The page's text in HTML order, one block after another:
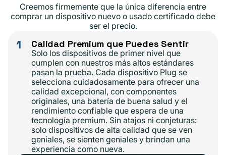
Creemos firmemente que la única diferencia entre
comprar un dispositivo nuevo o usado certificado debe
ser el precio.
1 Calidad Premium que Puedes Sentir
Solo los dispositivos de primer nivel que
cumplen con nuestros más altos estándares
pasan la prueba. Cada dispositivo Plug se
selecciona cuidadosamente para ofrecer una
calidad excepcional, con componentes
originales, una batería de buena salud y el
rendimiento confiable que espera de una
tecnología premium. Sin atajos ni conjeturas:
solo dispositivos de alta calidad que se ven
geniales, se sienten geniales y brindan una
experiencia como nueva.